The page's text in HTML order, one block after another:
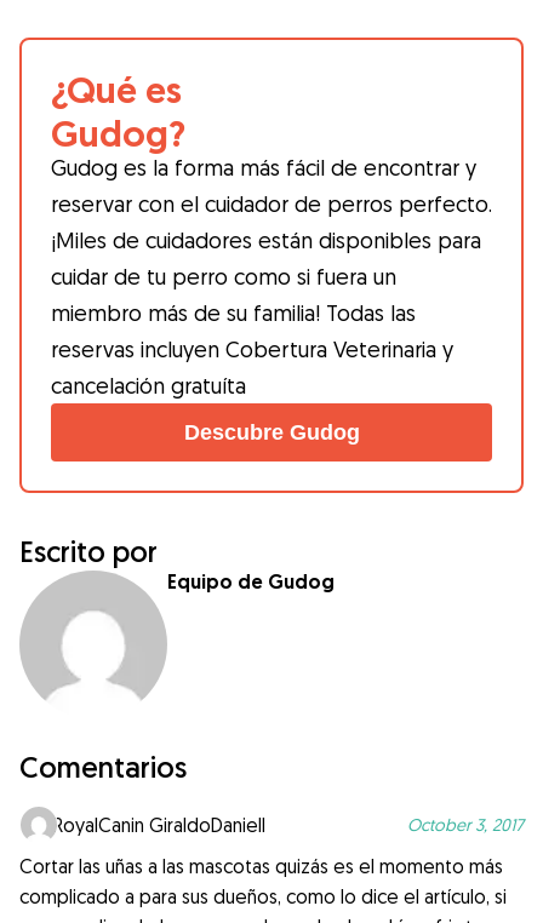
¿Qué es
Gudog?
Gudog es la forma más fácil de encontrar y
reservar con el cuidador de perros perfecto.
¡Miles de cuidadores están disponibles para
cuidar de tu perro como si fuera un
miembro más de su familia! Todas las
reservas incluyen Cobertura Veterinaria y
cancelación gratuíta
Descubre Gudog
Escrito por
Equipo de Gudog
Comentarios
RoyalCanin GiraldoDaniell October 3, 2017
Cortar las uñas a las mascotas quizás es el momento más
complicado a para sus dueños, como lo dice el artículo, si